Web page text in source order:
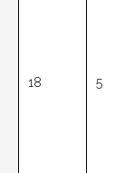
18 5